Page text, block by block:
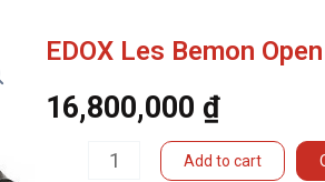
EDOX Les Bemon
16,800,000 ₫
Add to cart